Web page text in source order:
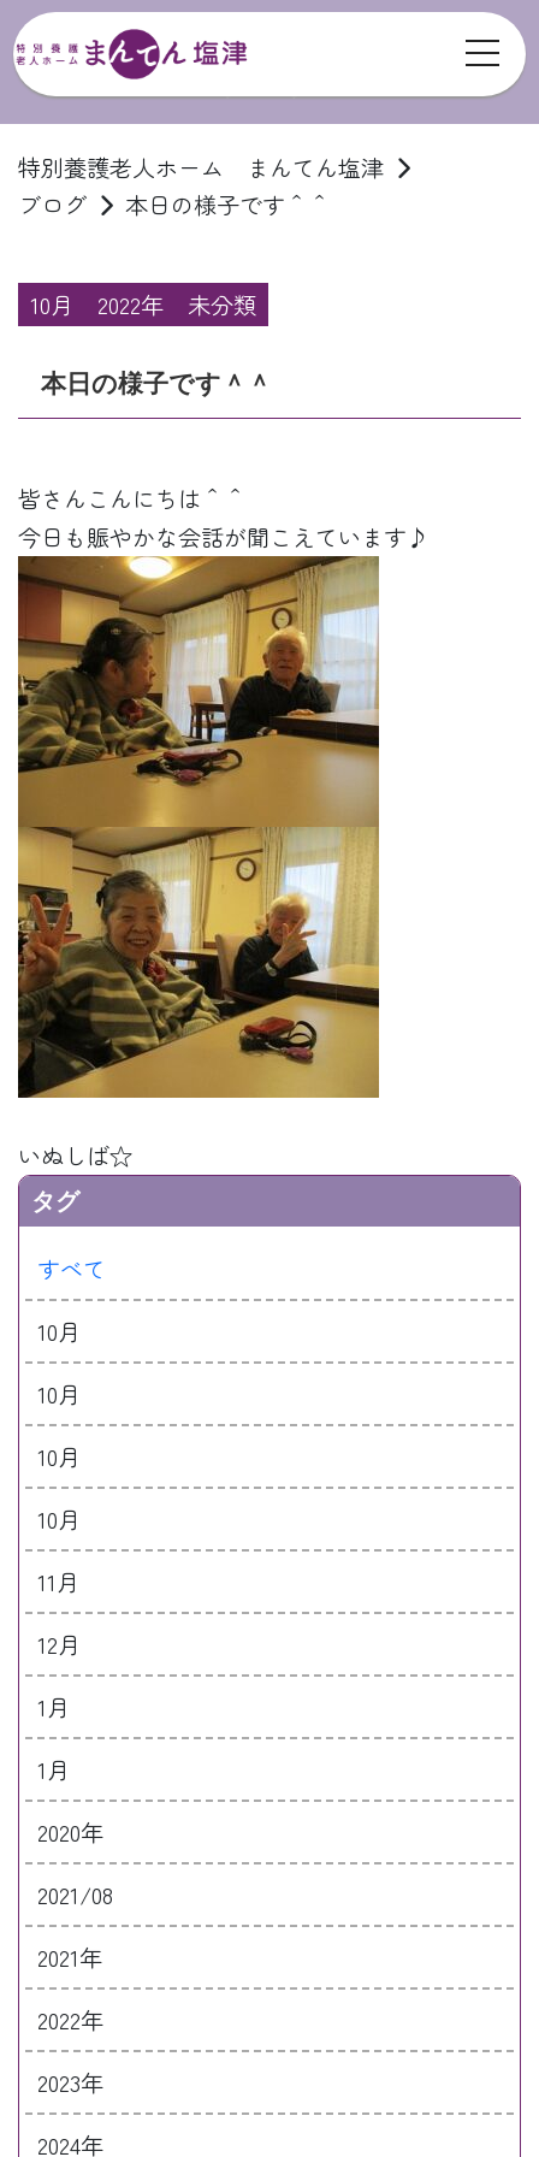
特別養護老人ホーム まんてん塩津
ブログ
本日の様子です＾＾
10月 2022年 未分類
本日の様子です＾＾
皆さんこんにちは＾＾
今日も賑やかな会話が聞こえています♪
いぬしば☆
タグ
すべて
10月
10月
10月
10月
11月
12月
1月
1月
2020年
2021/08
2021年
2022年
2023年
2024年